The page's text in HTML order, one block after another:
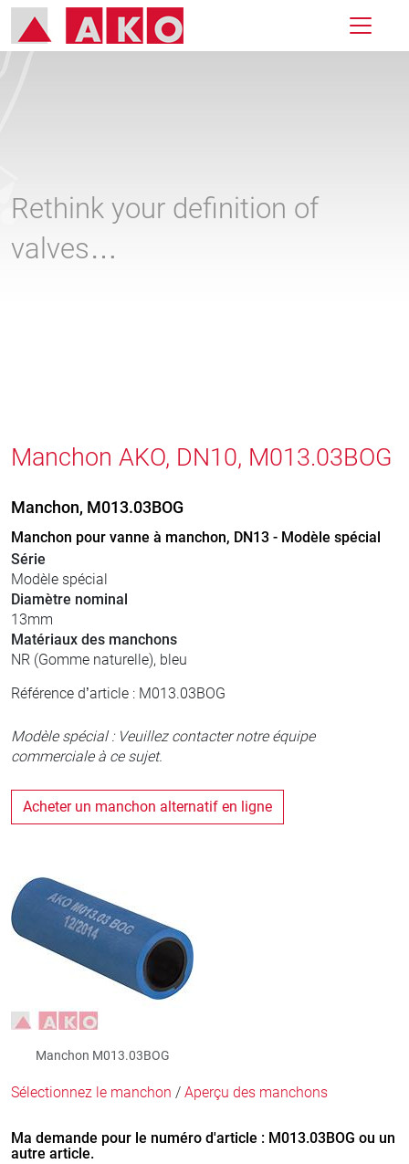
Rethink your definition of
valves…
Manchon AKO, DN10, M013.03BOG
Manchon, M013.03BOG
Manchon pour vanne à manchon, DN13 - Modèle spécial
Série
Modèle spécial
Diamètre nominal
13mm
Matériaux des manchons
NR (Gomme naturelle), bleu
Référence d’article : M013.03BOG
Modèle spécial : Veuillez contacter notre équipe
commerciale à ce sujet.
Acheter un manchon alternatif en ligne
Manchon M013.03BOG
Sélectionnez le manchon / Aperçu des manchons
Ma demande pour le numéro d'article : M013.03BOG ou un
autre article.